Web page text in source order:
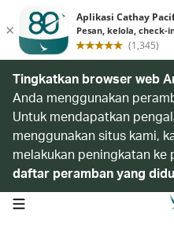
Tingkatkan browser web
Anda menggunakan
Untuk mendapatkan
menggunakan situs kami,
melakukan peningkatan
daftar peramban yang
open navigation menu